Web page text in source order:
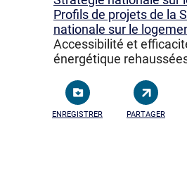
Profils de projets de la
nationale sur le
Accessibilité et
énergétique
ENREGISTRER PARTAGER